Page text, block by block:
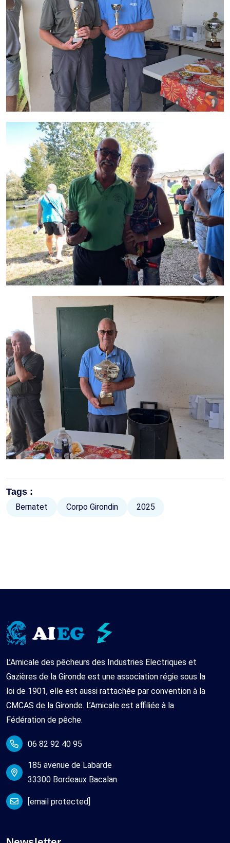
Tags :
Bernatet Corpo Girondin 2025
L’Amicale des pêcheurs des Industries Electriques et
Gazières de la Gironde est une association régie sous la
loi de 1901, elle est aussi rattachée par convention à la
CMCAS de la Gironde. L’Amicale est affiliée à la
Fédération de pêche.
06 82 92 40 95
185 avenue de Labarde
33300 Bordeaux Bacalan
[email protected]